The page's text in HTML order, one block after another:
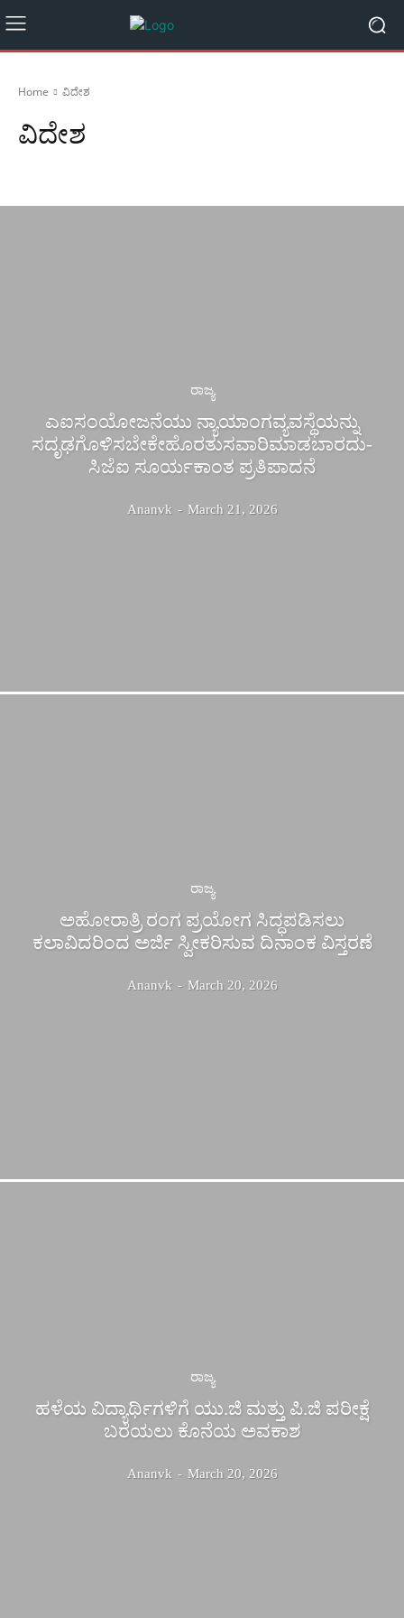
Home ವಿದೇಶ
ವಿದೇಶ
ರಾಜ್ಯ
ಎಐಸಂಯೋಜನೆಯು ನ್ಯಾಯಾಂಗವ್ಯವಸ್ಥೆಯನ್ನು
ಸದೃಢಗೊಳಿಸಬೇಕೇಹೊರತುಸವಾರಿಮಾಡಬಾರದು-
ಸಿಜೆಐ ಸೂರ್ಯಕಾಂತ ಪ್ರತಿಪಾದನೆ
Ananvk - March 21, 2026
ರಾಜ್ಯ
ಅಹೋರಾತ್ರಿ ರಂಗ ಪ್ರಯೋಗ ಸಿದ್ಧಪಡಿಸಲು
ಕಲಾವಿದರಿಂದ ಅರ್ಜಿ ಸ್ವೀಕರಿಸುವ ದಿನಾಂಕ ವಿಸ್ತರಣೆ
Ananvk - March 20, 2026
ರಾಜ್ಯ
ಹಳೆಯ ವಿದ್ಯಾರ್ಥಿಗಳಿಗೆ ಯು.ಜಿ ಮತ್ತು ಪಿ.ಜಿ ಪರೀಕ್ಷೆ
ಬರೆಯಲು ಕೊನೆಯ ಅವಕಾಶ
Ananvk - March 20, 2026